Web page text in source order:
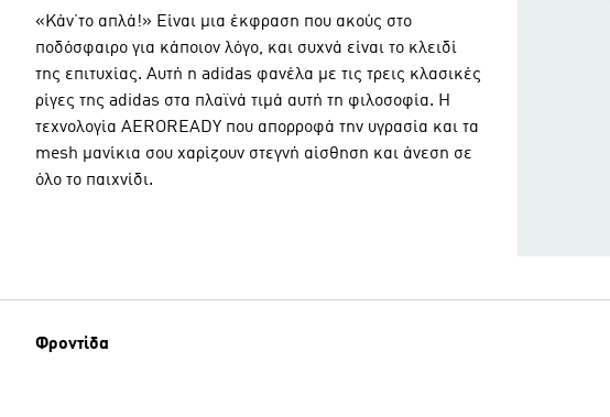
«Κάν΄το απλά!» Είναι μια έκφραση που ακούς στο
ποδόσφαιρο για κάποιον λόγο, και συχνά είναι το κλειδί
της επιτυχίας. Αυτή η adidas φανέλα με τις τρεις κλασικές
ρίγες της adidas στα πλαϊνά τιμά αυτή τη φιλοσοφία. Η
τεχνολογία AEROREADY που απορροφά την υγρασία και τα
mesh μανίκια σου χαρίζουν στεγνή αίσθηση και άνεση σε
όλο το παιχνίδι.
Φροντίδα